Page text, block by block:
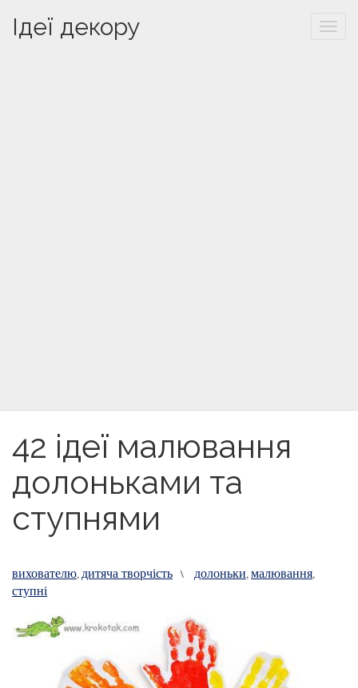
Ідеї декору
42 ідеї малювання
долоньками та
ступнями
вихователю, дитяча творчість \ долоньки,малювання,
ступні